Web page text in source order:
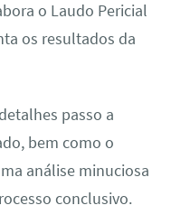
o Laudo Pericial
os resultados da
passo a
bem como o
análise minuciosa
conclusivo.